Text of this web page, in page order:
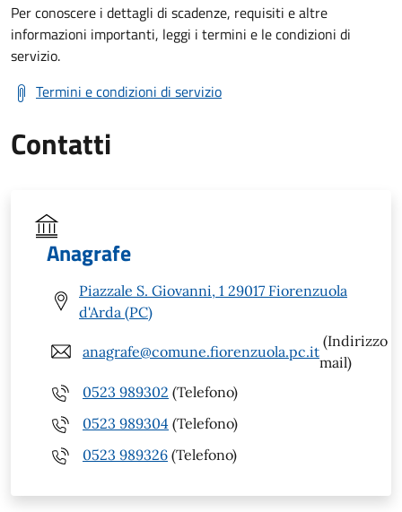
Per conoscere i dettagli di scadenze, requisiti e altre
informazioni importanti, leggi i termini e le condizioni di
servizio.
Termini e condizioni di servizio
Contatti
Anagrafe
Piazzale S. Giovanni, 1 29017 Fiorenzuola
d'Arda (PC)
anagrafe@comune.fiorenzuola.pc.it
(Indirizzo
mail)
0523 989302 (Telefono)
0523 989304 (Telefono)
0523 989326 (Telefono)